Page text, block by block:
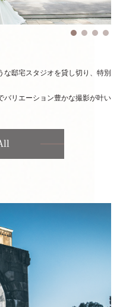
邸宅スタジオを貸し切り、特別
バリエーション豊かな撮影が叶い